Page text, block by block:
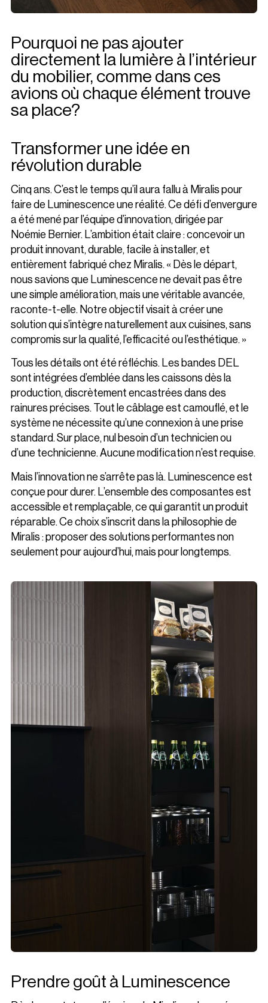
Pourquoi ne pas ajouter
directement la lumière à l’intérieur
du mobilier, comme dans ces
avions où chaque élément trouve
sa place?
Transformer une idée en
révolution durable
Cinq ans. C’est le temps qu’il aura fallu à Miralis pour
faire de Luminescence une réalité. Ce défi d’envergure
a été mené par l’équipe d’innovation, dirigée par
Noémie Bernier. L’ambition était claire : concevoir un
produit innovant, durable, facile à installer, et
entièrement fabriqué chez Miralis. « Dès le départ,
nous savions que Luminescence ne devait pas être
une simple amélioration, mais une véritable avancée,
raconte-t-elle. Notre objectif visait à créer une
solution qui s’intègre naturellement aux cuisines, sans
compromis sur la qualité, l’efficacité ou l’esthétique. »
Tous les détails ont été réfléchis. Les bandes DEL
sont intégrées d’emblée dans les caissons dès la
production, discrètement encastrées dans des
rainures précises. Tout le câblage est camouflé, et le
système ne nécessite qu’une connexion à une prise
standard. Sur place, nul besoin d’un technicien ou
d’une technicienne. Aucune modification n’est requise.
Mais l’innovation ne s’arrête pas là. Luminescence est
conçue pour durer. L’ensemble des composantes est
accessible et remplaçable, ce qui garantit un produit
réparable. Ce choix s’inscrit dans la philosophie de
Miralis : proposer des solutions performantes non
seulement pour aujourd’hui, mais pour longtemps.
Prendre goût à Luminescence